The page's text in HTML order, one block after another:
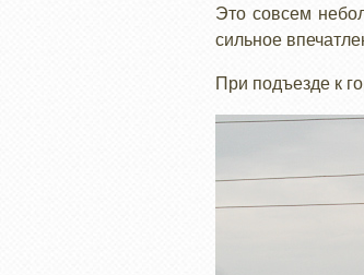
Это совсем
сильное
При подъезде к